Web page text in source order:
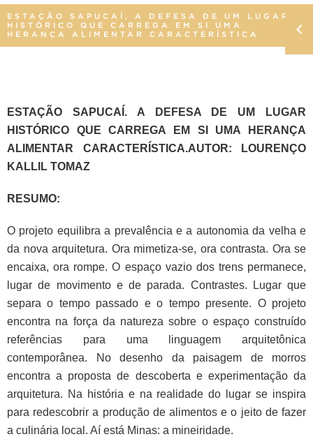
ESTAÇÃO SAPUCAÍ, A DEFESA DE UM LUGAR
HISTÓRICO QUE CARREGA EM SI UMA
HERANÇA ALIMENTAR CARACTERÍSTICA
ESTAÇÃO SAPUCAÍ. A DEFESA DE UM LUGAR
HISTÓRICO QUE CARREGA EM SI UMA
HERANÇA
ALIMENTAR CARACTERÍSTICA.AUTOR: LOURENÇO
KALLIL TOMAZ
RESUMO:
O projeto equilibra a prevalência e a autonomia da velha e
da nova arquitetura. Ora mimetiza-se, ora contrasta. Ora se
encaixa, ora rompe. O espaço vazio dos trens permanece,
lugar de movimento e de parada. Contrastes. Lugar que
separa o tempo passado e o tempo presente. O projeto
encontra na força da natureza sobre o espaço construído
referências para uma linguagem arquitetônica
contemporânea. No desenho da paisagem de morros
encontra a proposta de descoberta e experimentação da
arquitetura. Na história e na realidade do lugar se inspira
para redescobrir a produção de alimentos e o jeito de fazer
a culinária local. Aí está Minas: a mineiridade.